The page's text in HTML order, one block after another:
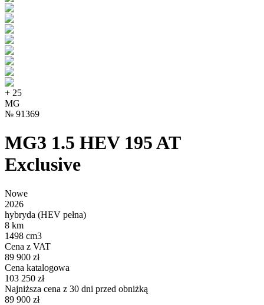
+ 25
MG
№ 91369
MG3 1.5 HEV 195 AT
Exclusive
Nowe
2026
hybryda (HEV pełna)
8 km
1498 cm3
Cena z VAT
89 900 zł
Cena katalogowa
103 250 zł
Najniższa cena z 30 dni przed obniżką
89 900 zł